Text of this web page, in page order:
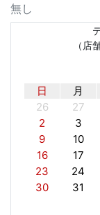
無し
（店
日 月
26
27
2
3
9
10
16
17
23
24
30
31